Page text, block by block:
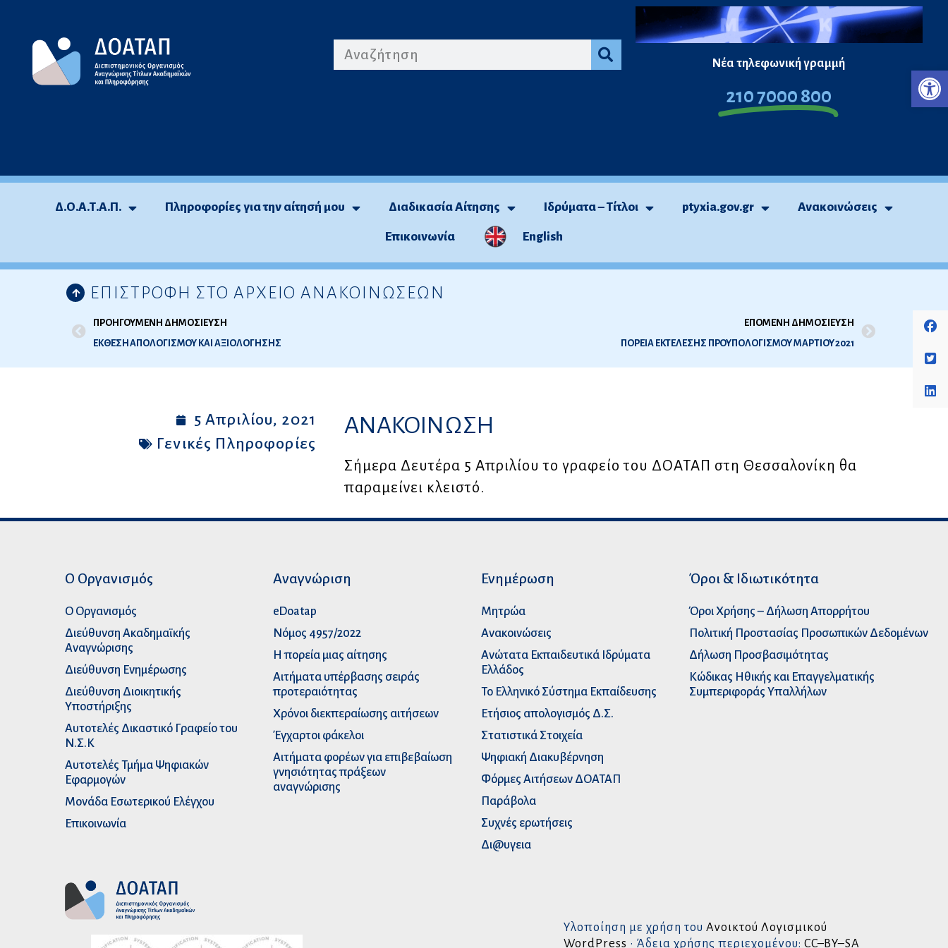
περιεχόμενο
Νέα τηλεφωνική γραμμή
210 7000 800
Δ.Ο.Α.Τ.Α.Π. Πληροφορίες για την αίτησή μου Διαδικασία Αίτησης Ιδρύματα – Τίτλοι ptyxia.gov.gr Ανακοινώσεις
Επικοινωνία English
ΕΠΙΣΤΡΟΦΗ ΣΤΟ ΑΡΧΕΙΟ ΑΝΑΚΟΙΝΩΣΕΩΝ
ΠΡΟΗΓΟΥΜΕΝΗ ΔΗΜΟΣΙΕΥΣΗ
ΕΚΘΕΣΗ ΑΠΟΛΟΓΙΣΜΟΥ ΚΑΙ ΑΞΙΟΛΟΓΗΣΗΣ
ΕΠΟΜΕΝΗ ΔΗΜΟΣΙΕΥΣΗ
ΠΟΡΕΙΑ ΕΚΤΕΛΕΣΗΣ ΠΡΟΥΠΟΛΟΓΙΣΜΟΥ ΜΑΡΤΙΟΥ 2021
5 Απριλίου, 2021
Γενικές Πληροφορίες
ΑΝΑΚΟΙΝΩΣΗ
Σήμερα Δευτέρα 5 Απριλίου το γραφείο του ΔΟΑΤΑΠ στη Θεσσαλονίκη θα
παραμείνει κλειστό.
Ο Οργανισμός
Ο Οργανισμός
Διεύθυνση Ακαδημαϊκής
Αναγνώρισης
Διεύθυνση Ενημέρωσης
Διεύθυνση Διοικητικής
Υποστήριξης
Αυτοτελές Δικαστικό Γραφείο του
Ν.Σ.Κ
Αυτοτελές Τμήμα Ψηφιακών
Εφαρμογών
Μονάδα Εσωτερικού Ελέγχου
Επικοινωνία
Αναγνώριση
eDoatap
Νόμος 4957/2022
Η πορεία μιας αίτησης
Αιτήματα υπέρβασης σειράς
προτεραιότητας
Χρόνοι διεκπεραίωσης αιτήσεων
Έγχαρτοι φάκελοι
Αιτήματα φορέων για επιβεβαίωση
γνησιότητας πράξεων
αναγνώρισης
Ενημέρωση
Μητρώα
Ανακοινώσεις
Ανώτατα Eκπαιδευτικά Iδρύματα
Ελλάδος
Το Ελληνικό Σύστημα Εκπαίδευσης
Ετήσιος απολογισμός Δ.Σ.
Στατιστικά Στοιχεία
Ψηφιακή Διακυβέρνηση
Φόρμες Αιτήσεων ΔΟΑΤΑΠ
Παράβολα
Συχνές ερωτήσεις
Δι@υγεια
Όροι & Ιδιωτικότητα
Όροι Χρήσης – Δήλωση Απορρήτου
Πολιτική Προστασίας Προσωπικών Δεδομένων
Δήλωση Προσβασιμότητας
Κώδικας Ηθικής και Επαγγελματικής
Συμπεριφοράς Υπαλλήλων
Υλοποίηση με χρήση του Ανοικτού Λογισμικού
WordPress • Άδεια χρήσης περιεχομένου: CC–BY–SA